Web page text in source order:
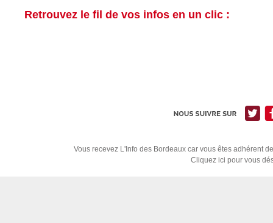
Retrouvez le fil de vos infos en un clic :
Vous recevez L'Info des Bordeaux car vous êtes adhérent
Cliquez ici pour vous